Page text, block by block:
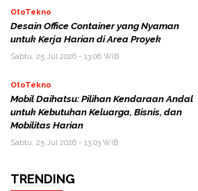
OtoTekno
Desain Office Container yang Nyaman
untuk Kerja Harian di Area Proyek
Sabtu, 25 Jul 2026 - 13:06 WIB
OtoTekno
Mobil Daihatsu: Pilihan Kendaraan Andal
untuk Kebutuhan Keluarga, Bisnis, dan
Mobilitas Harian
Sabtu, 25 Jul 2026 - 13:03 WIB
TRENDING